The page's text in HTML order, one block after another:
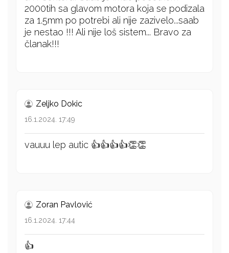
2000tih sa glavom motora koja se podizala
za 1.5mm po potrebi ali nije zazivelo...saab
je nestao !!! Ali nije loš sistem... Bravo za
članak!!!
Zeljko Dokic
16.1.2024. 17:49
vauuu lep autic 👍👍👍👍👏👏
Zoran Pavlović
16.1.2024. 17:44
👍